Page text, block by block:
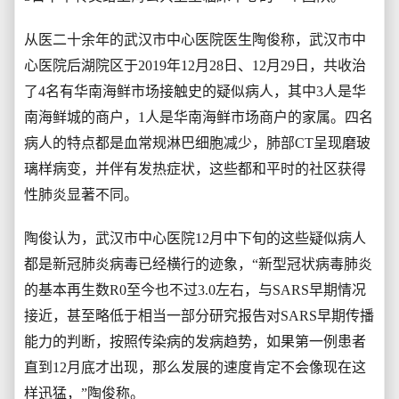
从医二十余年的武汉市中心医院医生陶俊称，武汉市中
心医院后湖院区于2019年12月28日、12月29日，共收治
了4名有华南海鲜市场接触史的疑似病人，其中3人是华
南海鲜城的商户，1人是华南海鲜市场商户的家属。四名
病人的特点都是血常规淋巴细胞减少，肺部CT呈现磨玻
璃样病变，并伴有发热症状，这些都和平时的社区获得
性肺炎显著不同。
陶俊认为，武汉市中心医院12月中下旬的这些疑似病人
都是新冠肺炎病毒已经横行的迹象，“新型冠状病毒肺炎
的基本再生数R0至今也不过3.0左右，与SARS早期情况
接近，甚至略低于相当一部分研究报告对SARS早期传播
能力的判断，按照传染病的发病趋势，如果第一例患者
直到12月底才出现，那么发展的速度肯定不会像现在这
样迅猛，”陶俊称。